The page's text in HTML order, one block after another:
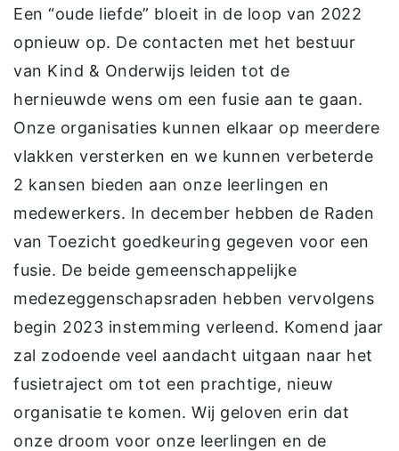
Een “oude liefde” bloeit in de loop van 2022
opnieuw op. De contacten met het bestuur
van Kind & Onderwijs leiden tot de
hernieuwde wens om een fusie aan te gaan.
Onze organisaties kunnen elkaar op meerdere
vlakken versterken en we kunnen verbeterde
2 kansen bieden aan onze leerlingen en
medewerkers. In december hebben de Raden
van Toezicht goedkeuring gegeven voor een
fusie. De beide gemeenschappelijke
medezeggenschapsraden hebben vervolgens
begin 2023 instemming verleend. Komend jaar
zal zodoende veel aandacht uitgaan naar het
fusietraject om tot een prachtige, nieuw
organisatie te komen. Wij geloven erin dat
onze droom voor onze leerlingen en de